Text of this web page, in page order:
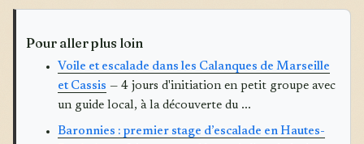
Pour aller plus loin
Voile et escalade dans les Calanques de Marseille
et Cassis — 4 jours d'initiation en petit groupe avec
un guide local, à la découverte du ...
Baronnies : premier stage d’escalade en Hautes-